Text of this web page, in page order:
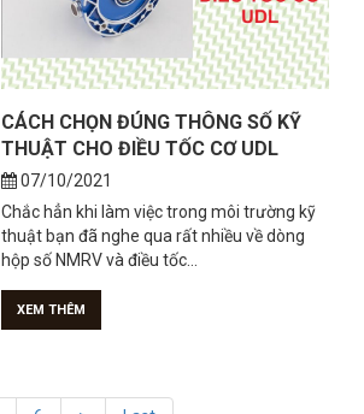
CÁCH CHỌN ĐÚNG THÔNG SỐ KỸ
THUẬT CHO ĐIỀU TỐC CƠ UDL
07/10/2021
Chắc hẳn khi làm việc trong môi trường kỹ
thuật bạn đã nghe qua rất nhiều về dòng
XEM THÊM